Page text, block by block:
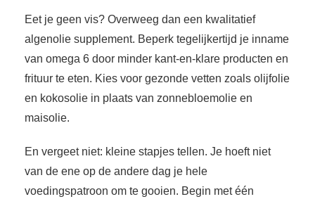
Eet je geen vis? Overweeg dan een kwalitatief
algenolie supplement. Beperk tegelijkertijd je inname
van omega 6 door minder kant-en-klare producten en
frituur te eten. Kies voor gezonde vetten zoals olijfolie
en kokosolie in plaats van zonnebloemolie en
maisolie.
En vergeet niet: kleine stapjes tellen. Je hoeft niet
van de ene op de andere dag je hele
voedingspatroon om te gooien. Begin met één